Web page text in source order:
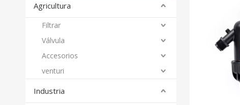
Agricultura
Filtrar
Válvula
Accesorios
venturi
Industria